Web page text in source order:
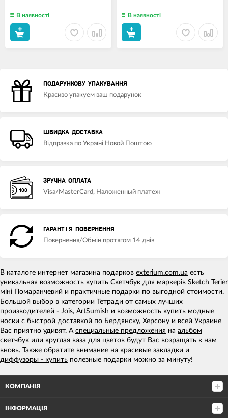
В наявності В наявності
ПОДАРУНКОВУ УПАКУВАННЯ
Красиво упакуем ваш подарунок
ШВИДКА ДОСТАВКА
Відправка по Україні Новой Поштою
ЗРУЧНА ОПЛАТА
Visa/MasterCard, Наложенный платеж
ГАРАНТІЯ ПОВЕРНЕННЯ
Повернення/Обмін протягом 14 днів
В каталоге интернет магазина подарков exterium.com.ua есть
уникальная возможность купить Скетчбук для маркерів Sketch Terier
міні Помаранчевий и практичные подарки по выгодной стоимости.
Большой выбор в категории Тетради от самых лучших
производителей - Jois, ArtSumish и возможность купить модные
носки с быстрой доставкой по Бердянску, Херсону и всей Украине
Вас приятно удивят. А специальные предложения на альбом
скетчбук или круглая ваза для цветов будут Вас возращать к нам
вновь. Также обратите внимание на красивые закладки и
диффузоры - купить полезные подарки можно за минуту!
КОМПАНІЯ
ІНФОРМАЦІЯ